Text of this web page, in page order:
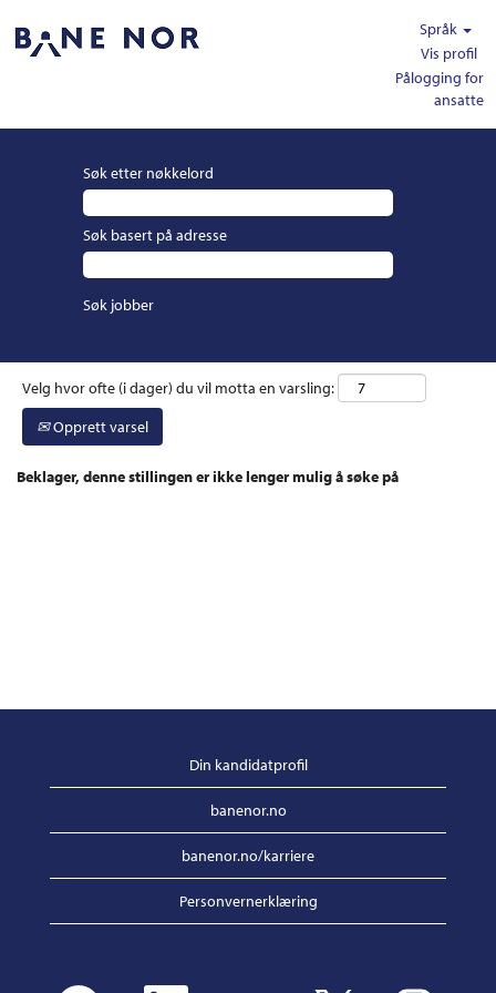
Språk
Vis profil
Pålogging for
ansatte
Søk etter nøkkelord
Søk basert på adresse
Velg hvor ofte (i dager) du vil motta en varsling:
Opprett varsel
Beklager, denne stillingen er ikke lenger mulig å søke på
Din kandidatprofil
banenor.no
banenor.no/karriere
Personvernerklæring
Å